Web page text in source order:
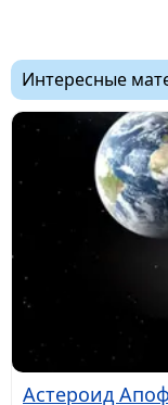
Интересные
Астероид